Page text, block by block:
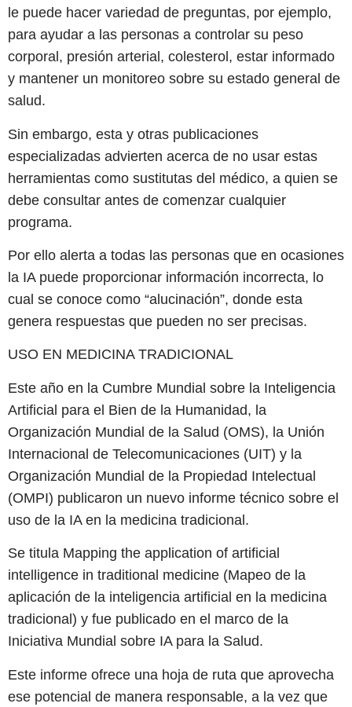
le puede hacer variedad de preguntas, por ejemplo,
para ayudar a las personas a controlar su peso
corporal, presión arterial, colesterol, estar informado
y mantener un monitoreo sobre su estado general de
salud.
Sin embargo, esta y otras publicaciones
especializadas advierten acerca de no usar estas
herramientas como sustitutas del médico, a quien se
debe consultar antes de comenzar cualquier
programa.
Por ello alerta a todas las personas que en ocasiones
la IA puede proporcionar información incorrecta, lo
cual se conoce como “alucinación”, donde esta
genera respuestas que pueden no ser precisas.
USO EN MEDICINA TRADICIONAL
Este año en la Cumbre Mundial sobre la Inteligencia
Artificial para el Bien de la Humanidad, la
Organización Mundial de la Salud (OMS), la Unión
Internacional de Telecomunicaciones (UIT) y la
Organización Mundial de la Propiedad Intelectual
(OMPI) publicaron un nuevo informe técnico sobre el
uso de la IA en la medicina tradicional.
Se titula Mapping the application of artificial
intelligence in traditional medicine (Mapeo de la
aplicación de la inteligencia artificial en la medicina
tradicional) y fue publicado en el marco de la
Iniciativa Mundial sobre IA para la Salud.
Este informe ofrece una hoja de ruta que aprovecha
ese potencial de manera responsable, a la vez que